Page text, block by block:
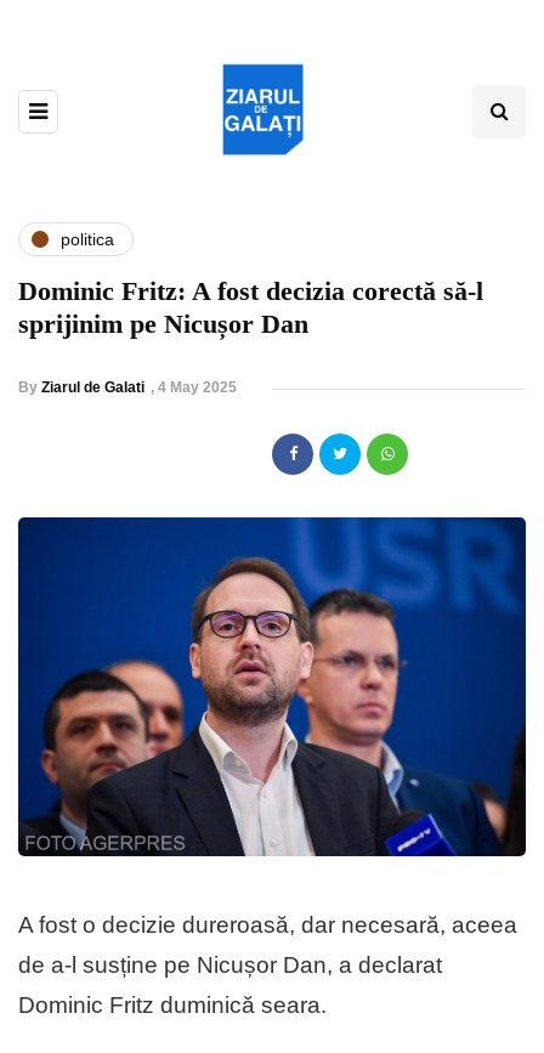
politica
Dominic Fritz: A fost decizia corectă să-l
sprijinim pe Nicușor Dan
By Ziarul de Galati , 4 May 2025
A fost o decizie dureroasă, dar necesară, aceea
de a-l susține pe Nicușor Dan, a declarat
Dominic Fritz duminică seara.